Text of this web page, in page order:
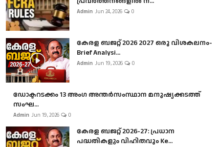
Admin Jun 24, 2026 0
കേരള ബജറ്റ് 2026 2027 ഒരു വിശകലനം-
Brief Analysi...
Admin Jun 19, 2026 0
ഡോക്ടറടക്കം 13 അംഗ അന്തർസംസ്ഥാന മനുഷ്യക്കടത്ത്
സംഘ...
Admin Jun 19, 2026 0
കേരള ബജറ്റ് 2026-27: പ്രധാന
പദ്ധതികളും വിഹിതവും Ke...